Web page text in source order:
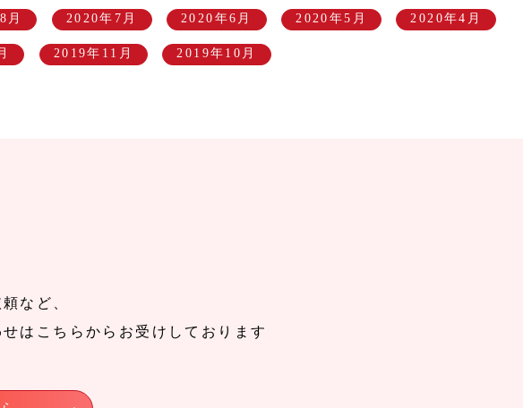
月 2020年7月 2020年6月 2020年5月 2020年4月
2019年11月 2019年10月
など、
はこちらからお受けしております